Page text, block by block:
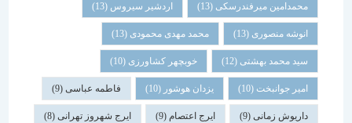
محمدامین میرفندرسکی(13) اردشیر سیروس(13)
انوشه منصوری(13) محمد مهدی محمودی(13)
سید محمد بهشتی(12) خوبچهر کشاورزی(10)
امیر جوانبخت(10) یزدان هوشور(10) فاطمه عباسی(9)
داریوش زمانی(9) ایرج اعتصام(9) ایرج شهروز تهرانی(8)